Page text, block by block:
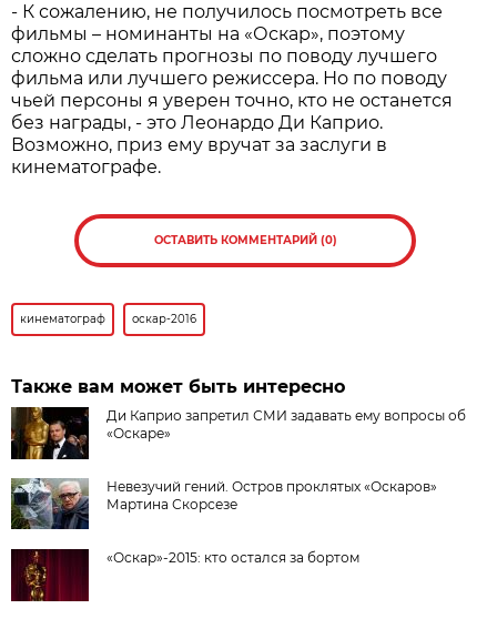
- К сожалению, не получилось посмотреть все
фильмы – номинанты на «Оскар», поэтому
сложно сделать прогнозы по поводу лучшего
фильма или лучшего режиссера. Но по поводу
чьей персоны я уверен точно, кто не останется
без награды, - это Леонардо Ди Каприо.
Возможно, приз ему вручат за заслуги в
кинематографе.
ОСТАВИТЬ КОММЕНТАРИЙ (0)
кинематограф оскар-2016
Также вам может быть интересно
Ди Каприо запретил СМИ задавать ему вопросы об
«Оскаре»
Невезучий гений. Остров проклятых «Оскаров»
Мартина Скорсезе
«Оскар»-2015: кто остался за бортом